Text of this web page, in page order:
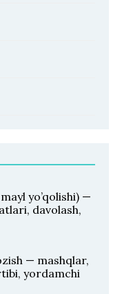
yo’qolishi) —
davolash,
— mashqlar,
yordamchi